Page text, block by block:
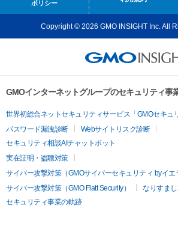
ポリシー
Copyright © 2026 GMO INSIGHT Inc. All
GMOインターネットグループのセキュリティ事
世界初総合ネットセキュリティサービス「GMOセキュ
パスワード漏洩診断
Webサイトリスク診断
セキュリティ相談AIチャットボット
実在証明・盗聴対策
サイバー攻撃対策（GMOサイバーセキュリティ byイエ
サイバー攻撃対策（GMO Flatt Security）
なりすま
セキュリティ事業の軌跡